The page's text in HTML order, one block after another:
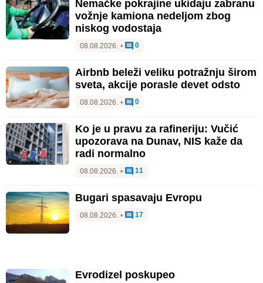
Nemačke pokrajine ukidaju zabranu
vožnje kamiona nedeljom zbog
niskog vodostaja
08.08.2026. • 0
Airbnb beleži veliku potražnju širom
sveta, akcije porasle devet odsto
08.08.2026. • 0
Ko je u pravu za rafineriju: Vučić
upozorava na Dunav, NIS kaže da
radi normalno
08.08.2026. • 11
Bugari spasavaju Evropu
08.08.2026. • 17
Evrodizel poskupeo